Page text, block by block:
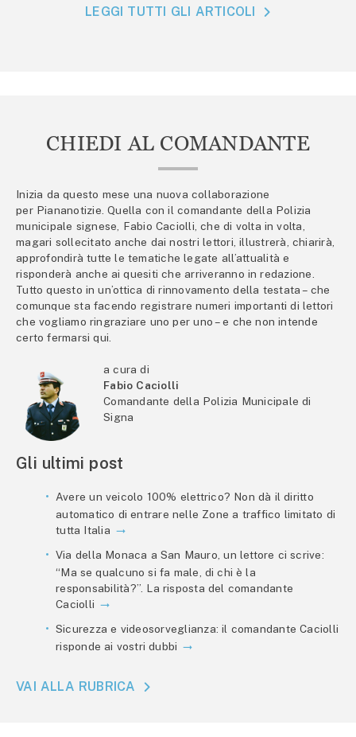
LEGGI TUTTI GLI ARTICOLI
CHIEDI AL COMANDANTE
Inizia da questo mese una nuova collaborazione
per Piananotizie. Quella con il comandante della Polizia
municipale signese, Fabio Caciolli, che di volta in volta,
magari sollecitato anche dai nostri lettori, illustrerà, chiarirà,
approfondirà tutte le tematiche legate all’attualità e
risponderà anche ai quesiti che arriveranno in redazione.
Tutto questo in un’ottica di rinnovamento della testata – che
comunque sta facendo registrare numeri importanti di lettori
che vogliamo ringraziare uno per uno – e che non intende
certo fermarsi qui.
a cura di
Fabio Caciolli
Comandante della Polizia Municipale di
Signa
Gli ultimi post
Avere un veicolo 100% elettrico? Non dà il diritto
automatico di entrare nelle Zone a traffico limitato di
tutta Italia
Via della Monaca a San Mauro, un lettore ci scrive:
“Ma se qualcuno si fa male, di chi è la
responsabilità?”. La risposta del comandante
Caciolli
Sicurezza e videosorveglianza: il comandante Caciolli
risponde ai vostri dubbi
VAI ALLA RUBRICA